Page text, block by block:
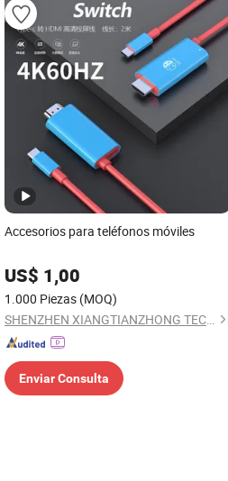
Accesorios para teléfonos móviles
US$ 1,00
1.000 Piezas (MOQ)
SHENZHEN XIANGTIANZHONG TECHNOLOGY CO., LTD.
Enviar Consulta